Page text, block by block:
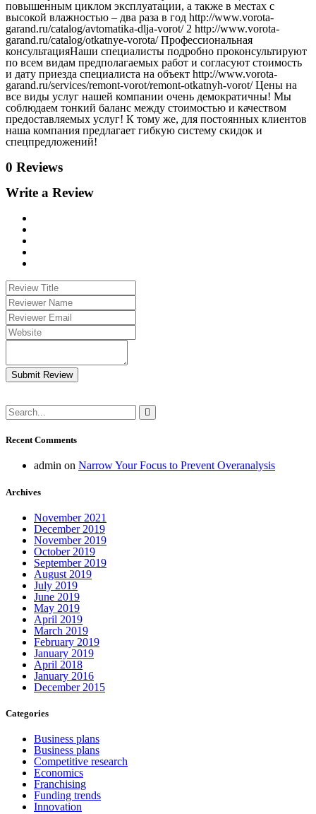
повышенным циклом эксплуатации, а также в местах с
высокой влажностью – два раза в год http://www.vorota-
garand.ru/catalog/avtomatika-dlja-vorot/ 2 http://www.vorota-
garand.ru/catalog/otkatnye-vorota/ Профессиональная
консультацияНаши специалисты подробно проконсультируют
по всем видам предполагаемых работ и согласуют стоимость
и дату приезда специалиста на объект http://www.vorota-
garand.ru/services/remont-vorot/remont-otkatnyh-vorot/ Цены на
все виды услуг нашей компании очень демократичны! Мы
соблюдаем тонкий баланс между стоимостью и качеством
предоставляемых услуг! К тому же, для постоянных клиентов
наша компания предлагает гибкую систему скидок и
спецпредложений!
0 Reviews
Write a Review
Submit Review
Recent Comments
admin on Narrow Your Focus to Prevent Overanalysis
Archives
November 2021
December 2019
November 2019
October 2019
September 2019
August 2019
July 2019
June 2019
May 2019
April 2019
March 2019
February 2019
January 2019
April 2018
January 2016
December 2015
Categories
Business plans
Business plans
Competitive research
Economics
Franchising
Funding trends
Innovation